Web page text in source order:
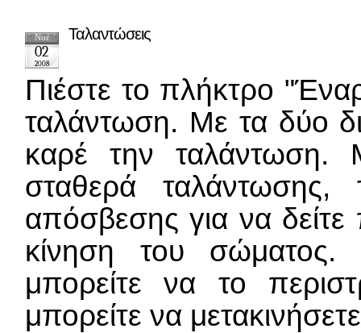
Νοέ
02
2008
Ταλαντώσεις
Πιέστε το πλήκτρο
ταλάντωση. Με τα δύο
καρέ την ταλάντωση.
σταθερά
απόσβεσης για να
κίνηση του
μπορείτε να το
μπορείτε να